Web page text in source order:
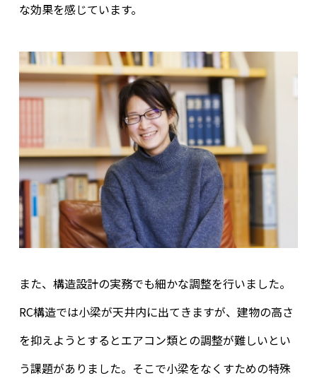
な効果を感じています。
また、構造設計の実務でも細かな調整を行いました。
RC構造では小梁が天井内に出てきますが、建物の高さ
を抑えようとするとエアコン類との調整が難しいとい
う課題がありました。そこで小梁をなくすための特殊